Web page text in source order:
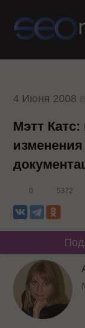
4 Июня 2008
Мэтт
0 5372